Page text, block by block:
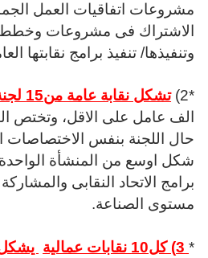
مشروعات اتفاقيات العمل
الاشتراك فى مشروعات وخطط
وتنفيذها/ تنفيذ برامج نقابتها
*2) تشكل نقابة عامة من15 لجنة
الف عامل على الاقل، وتختص
حال اللجنة بنفس
الاختصاصات
شكل اوسع من المنشأة الواحدة /
برامج الاتحاد النقابى
مستوى الصناعة.
*3) كل10 نقابات عمالية
يشكل